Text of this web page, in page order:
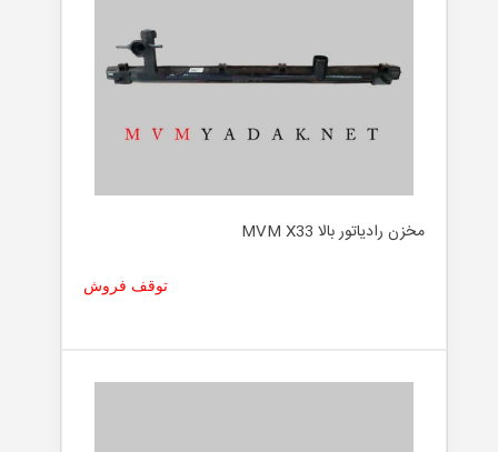
مخزن رادیاتور بالا MVM X33
توقف فروش